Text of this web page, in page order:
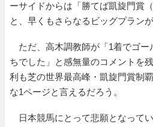
ーサイドからは「勝てば凱旋門賞
と、早くもさらなるビッグプラン
ただ、高木調教師が「1着でゴー
ちでした」と感無量のコメントを
利も芝の世界最高峰・凱旋門賞制
な1ページと言えるだろう。
日本競馬にとって悲願となって